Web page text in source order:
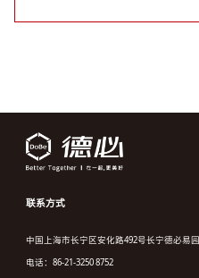
联系方式
中国上海市长宁区安化路492号长宁德必易
电话：86-21-3250 8752